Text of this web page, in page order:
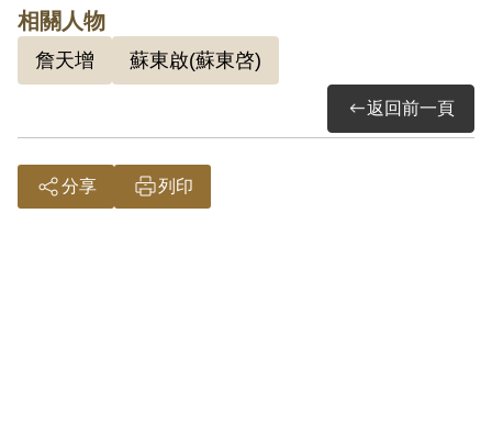
電台，廣播預錄好的《臺灣獨立宣言
書》，甚至奪取在台東的中華民國海軍軍
艦，聯合原住民在山區打游擊，最終發動
全島革命。起義消息走漏，最終失敗，同
相關人物
詹天增 蘇東啟(蘇東啓)
返回前一頁
分享 列印